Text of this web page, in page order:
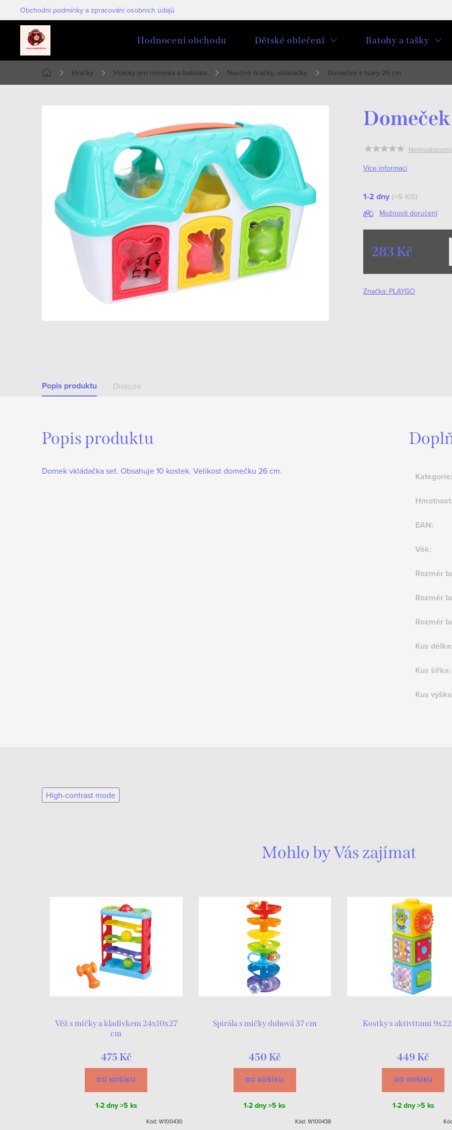
na
Obchodní podmínky a zpracování osobních údajů
Hodnocení obchodu Dětské oblečení Batohy a tašky
Domů
Hračky Hračky pro miminka a batolata Naučné hračky, vkládačky Domeček s tvary 26 cm
Neohodnoceno
Více informací
1-2 dny (>5 KS)
Možnosti doručení
283 Kč
cena:
Značka: PLAYGO
Popis produktu Diskuze
Popis produktu
Domek vkládačka set. Obsahuje 10 kostek. Velikost domečku 26 cm. Kategorie:
Hmotnost:
EAN:
Věk:
Rozměr
Rozměr
Rozměr
Kus délka:
Kus šířka:
Kus výška
High-contrast mode
Mohlo by Vás zajímat
Věž s míčky a kladívkem 24x10x27
cm
475 Kč
DO KOŠÍKU
1-2 dny>5 ks
Kód: W100430
Spirála s míčky duhová 37 cm
450 Kč
DO KOŠÍKU
1-2 dny>5 ks
Kód: W100438
Kostky s aktivitami
449 Kč
DO KOŠÍKU
1-2 dny>5 ks